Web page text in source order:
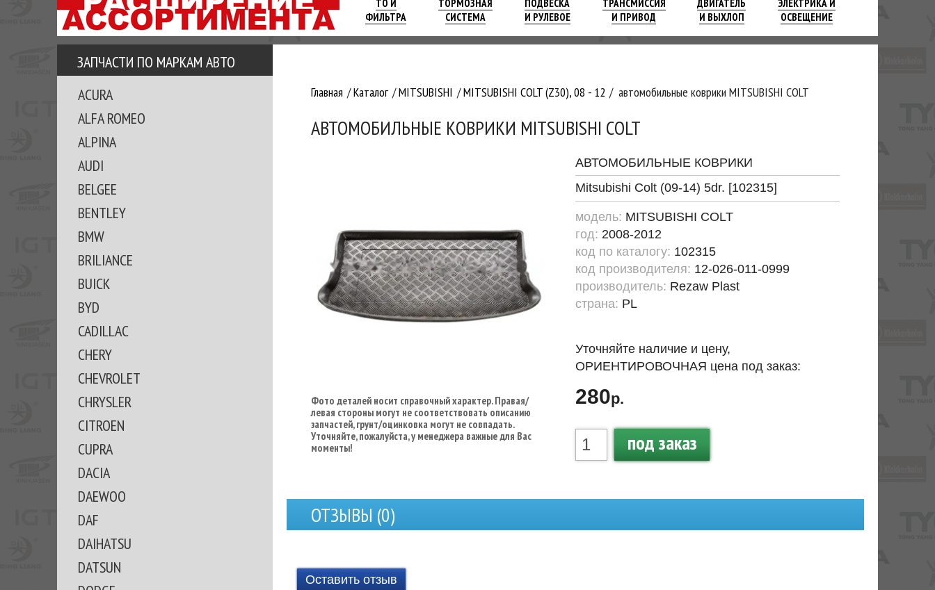
ТО И
ФИЛЬТРА
ТОРМОЗНАЯ
СИСТЕМА
ПОДВЕСКА
И РУЛЕВОЕ
ТРАНСМИССИЯ
И ПРИВОД
ДВИГАТЕЛЬ
И ВЫХЛОП
ЭЛЕКТРИКА И
ОСВЕЩЕНИЕ
ЗАПЧАСТИ ПО МАРКАМ АВТО
ACURA
ALFA ROMEO
ALPINA
AUDI
BELGEE
BENTLEY
BMW
BRILIANCE
BUICK
BYD
CADILLAC
CHERY
CHEVROLET
CHRYSLER
CITROEN
CUPRA
DACIA
DAEWOO
DAF
DAIHATSU
DATSUN
Главная Каталог MITSUBISHI MITSUBISHI COLT (Z30), 08 - 12 автомобильные коврики MITSUBISHI COLT
АВТОМОБИЛЬНЫЕ КОВРИКИ MITSUBISHI COLT
Фото деталей носит справочный характер. Правая/
левая стороны могут не соответствовать описанию
запчастей, грунт/оцинковка могут не совпадать.
Уточняйте, пожалуйста, у менеджера важные для Вас
моменты!
АВТОМОБИЛЬНЫЕ КОВРИКИ
Mitsubishi Colt (09-14) 5dr. [102315]
модель: MITSUBISHI COLT
год: 2008-2012
код по каталогу: 102315
код производителя: 12-026-011-0999
производитель: Rezaw Plast
страна: PL
Уточняйте наличие и цену,
ОРИЕНТИРОВОЧНАЯ цена под заказ:
280р.
под заказ
ОТЗЫВЫ (0)
Оставить отзыв